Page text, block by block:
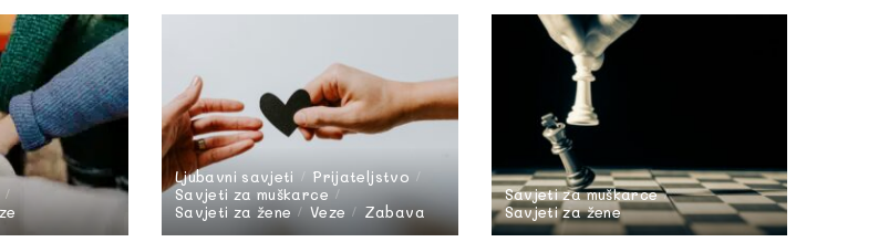
Ljubavni savjeti
Prijateljstvo
Savjeti za muškarce
Savjeti za žene
Veze Zabava
Savjeti za muškarce
Savjeti za žene